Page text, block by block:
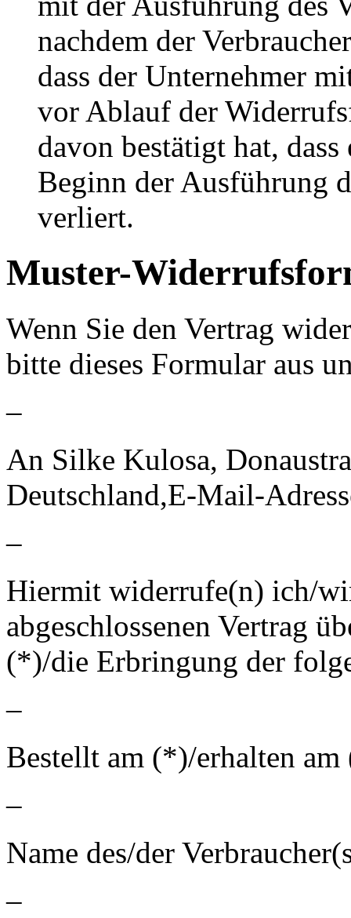
nachdem der
dass der Unternehmer
vor Ablauf der
davon bestätigt hat,
Beginn der Ausführung
verliert.
Muster-
Wenn Sie den Vertrag
bitte dieses Formular aus
–
An Silke Kulosa,
Deutschland,E-Mail-
–
Hiermit widerrufe(n) ich/
abgeschlossenen Vertrag
(*)/die Erbringung der
–
Bestellt am (*)/erhalten
–
Name des/der
–